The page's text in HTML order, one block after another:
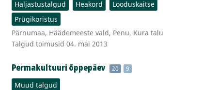
Haljastustalgud Heakord
Looduskaitse
Prügikoristus
Pärnumaa, Häädemeeste vald, Penu, Kura talu
Talgud toimusid 04. mai 2013
Permakultuuri õppepäev 20 9
Muud talgud